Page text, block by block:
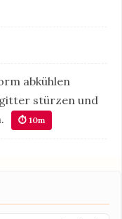
abkühlen
stürzen und
⏱ 10m